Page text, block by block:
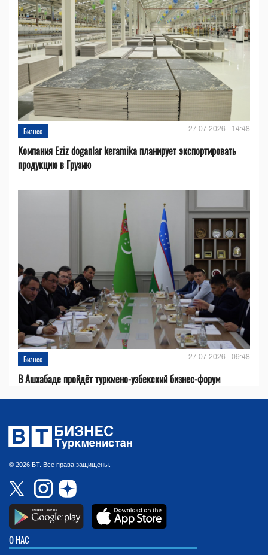
Бизнес 27.07.2026 - 14:48
Компания Eziz doganlar keramika планирует экспортировать
продукцию в Грузию
Бизнес 27.07.2026 - 09:48
В Ашхабаде пройдёт туркмено-узбекский бизнес-форум
© 2026 БТ. Все права защищены.
О НАС